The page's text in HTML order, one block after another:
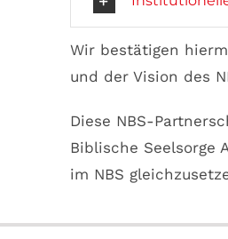
Wir bestätigen
und der Vision des
Diese NBS-
Biblische Seelsorge
im NBS